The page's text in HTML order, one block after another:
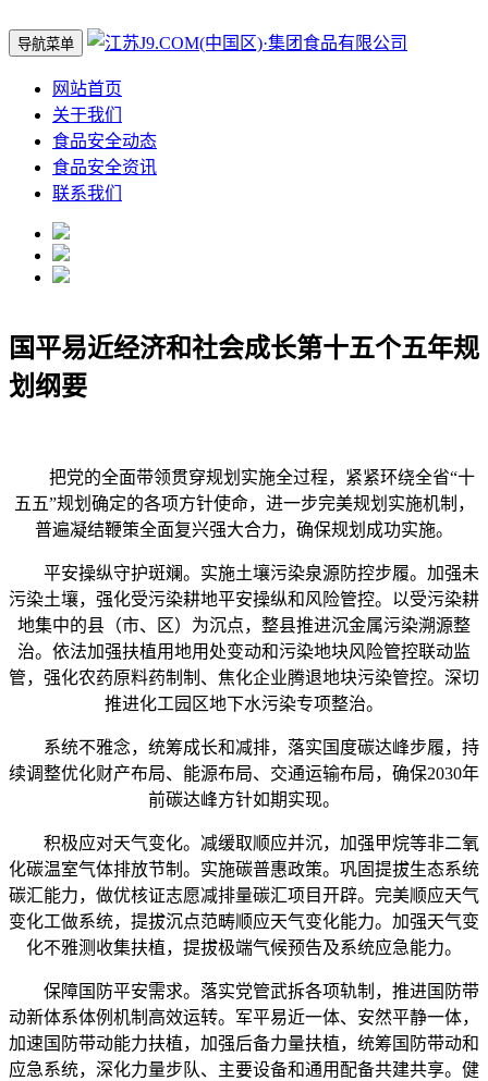
导航菜单
网站首页
关于我们
食品安全动态
食品安全资讯
联系我们
国平易近经济和社会成长第十五个五年规
划纲要
把党的全面带领贯穿规划实施全过程，紧紧环绕全省“十
五五”规划确定的各项方针使命，进一步完美规划实施机制，
普遍凝结鞭策全面复兴强大合力，确保规划成功实施。
平安操纵守护斑斓。实施土壤污染泉源防控步履。加强未
污染土壤，强化受污染耕地平安操纵和风险管控。以受污染耕
地集中的县（市、区）为沉点，整县推进沉金属污染溯源整
治。依法加强扶植用地用处变动和污染地块风险管控联动监
管，强化农药原料药制制、焦化企业腾退地块污染管控。深切
推进化工园区地下水污染专项整治。
系统不雅念，统筹成长和减排，落实国度碳达峰步履，持
续调整优化财产布局、能源布局、交通运输布局，确保2030年
前碳达峰方针如期实现。
积极应对天气变化。减缓取顺应并沉，加强甲烷等非二氧
化碳温室气体排放节制。实施碳普惠政策。巩固提拔生态系统
碳汇能力，做优核证志愿减排量碳汇项目开辟。完美顺应天气
变化工做系统，提拔沉点范畴顺应天气变化能力。加强天气变
化不雅测收集扶植，提拔极端气候预告及系统应急能力。
保障国防平安需求。落实党管武拆各项轨制，推进国防带
动新体系体例机制高效运转。军平易近一体、安然平静一体，
加速国防带动能力扶植，加强后备力量扶植，统筹国防带动和
应急系统，深化力量步队、主要设备和通用配备共建共享。健